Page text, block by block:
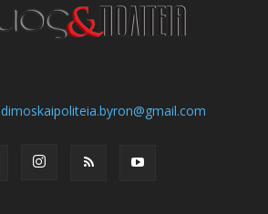
dimoskaipoliteia.byron@gmail.com